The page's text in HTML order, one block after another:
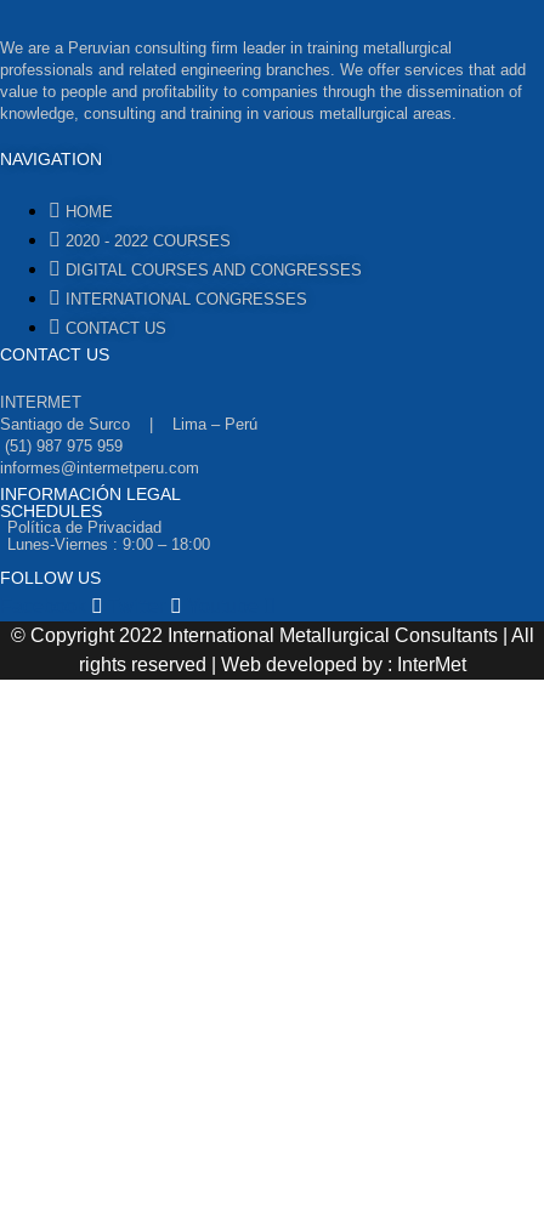
We are a Peruvian consulting firm leader in training metallurgical
professionals and related engineering branches. We offer services that add
value to people and profitability to companies through the dissemination of
knowledge, consulting and training in various metallurgical areas.
NAVIGATION
HOME
2020 - 2022 COURSES
DIGITAL COURSES AND CONGRESSES
INTERNATIONAL CONGRESSES
CONTACT US
CONTACT US
INTERMET
Santiago de Surco | Lima – Perú
(51) 987 975 959
informes@intermetperu.com
INFORMACIÓN LEGAL
Política de Privacidad
SCHEDULES
Lunes-Viernes : 9:00 – 18:00
FOLLOW US
© Copyright 2022 International Metallurgical Consultants | All
rights reserved | Web developed by : InterMet